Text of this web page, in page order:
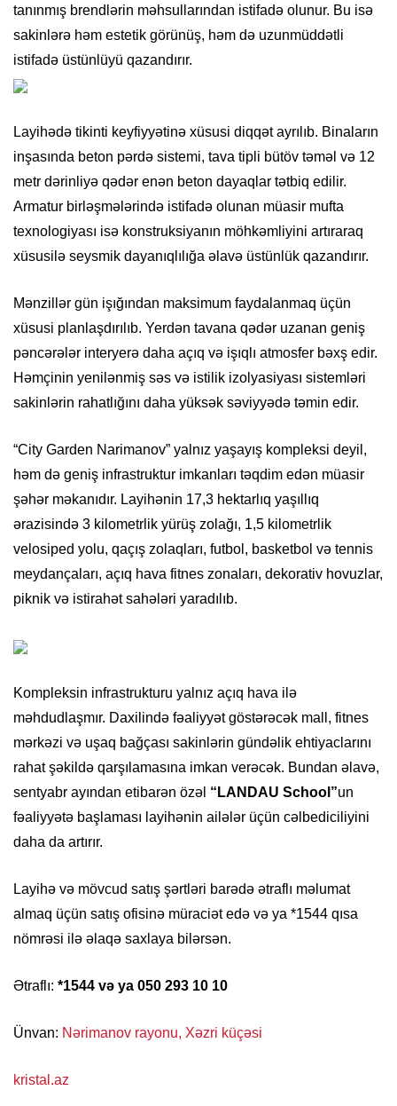
tanınmış brendlərin məhsullarından istifadə olunur. Bu isə
sakinlərə həm estetik görünüş, həm də uzunmüddətli
istifadə üstünlüyü qazandırır.
Layihədə tikinti keyfiyyətinə xüsusi diqqət ayrılıb. Binaların
inşasında beton pərdə sistemi, tava tipli bütöv təməl və 12
metr dərinliyə qədər enən beton dayaqlar tətbiq edilir.
Armatur birləşmələrində istifadə olunan müasir mufta
texnologiyası isə konstruksiyanın möhkəmliyini artıraraq
xüsusilə seysmik dayanıqlılığa əlavə üstünlük qazandırır.
Mənzillər gün işığından maksimum faydalanmaq üçün
xüsusi planlaşdırılıb. Yerdən tavana qədər uzanan geniş
pəncərələr interyerə daha açıq və işıqlı atmosfer bəxş edir.
Həmçinin yenilənmiş səs və istilik izolyasiyası sistemləri
sakinlərin rahatlığını daha yüksək səviyyədə təmin edir.
“City Garden Narimanov” yalnız yaşayış kompleksi deyil,
həm də geniş infrastruktur imkanları təqdim edən müasir
şəhər məkanıdır. Layihənin 17,3 hektarlıq yaşıllıq
ərazisində 3 kilometrlik yürüş zolağı, 1,5 kilometrlik
velosiped yolu, qaçış zolaqları, futbol, basketbol və tennis
meydançaları, açıq hava fitnes zonaları, dekorativ hovuzlar,
piknik və istirahət sahələri yaradılıb.
Kompleksin infrastrukturu yalnız açıq hava ilə
məhdudlaşmır. Daxilində fəaliyyət göstərəcək mall, fitnes
mərkəzi və uşaq bağçası sakinlərin gündəlik ehtiyaclarını
rahat şəkildə qarşılamasına imkan verəcək. Bundan əlavə,
sentyabr ayından etibarən özəl “LANDAU School”un
fəaliyyətə başlaması layihənin ailələr üçün cəlbediciliyini
daha da artırır.
Layihə və mövcud satış şərtləri barədə ətraflı məlumat
almaq üçün satış ofisinə müraciət edə və ya *1544 qısa
nömrəsi ilə əlaqə saxlaya bilərsən.
Ətraflı: *1544 və ya 050 293 10 10
Ünvan: Nərimanov rayonu, Xəzri küçəsi
kristal.az